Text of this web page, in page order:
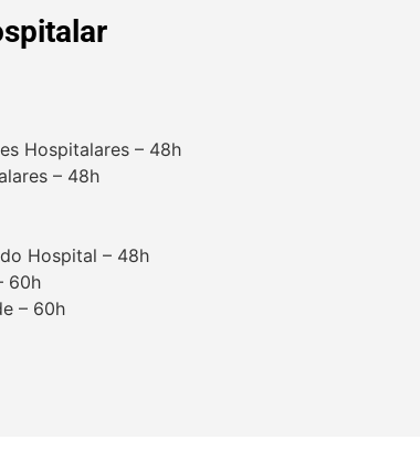
Hospitalares – 48h
– 48h
Hospital – 48h
60h
– 60h